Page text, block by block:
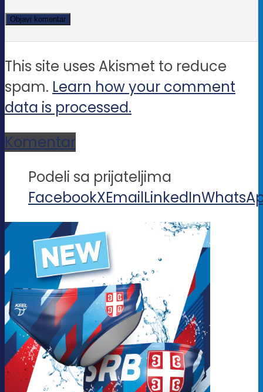
This site uses Akismet to reduce
spam. Learn how your comment
data is processed.
Komentar
Podeli sa prijateljima
FacebookXEmailLinkedIn